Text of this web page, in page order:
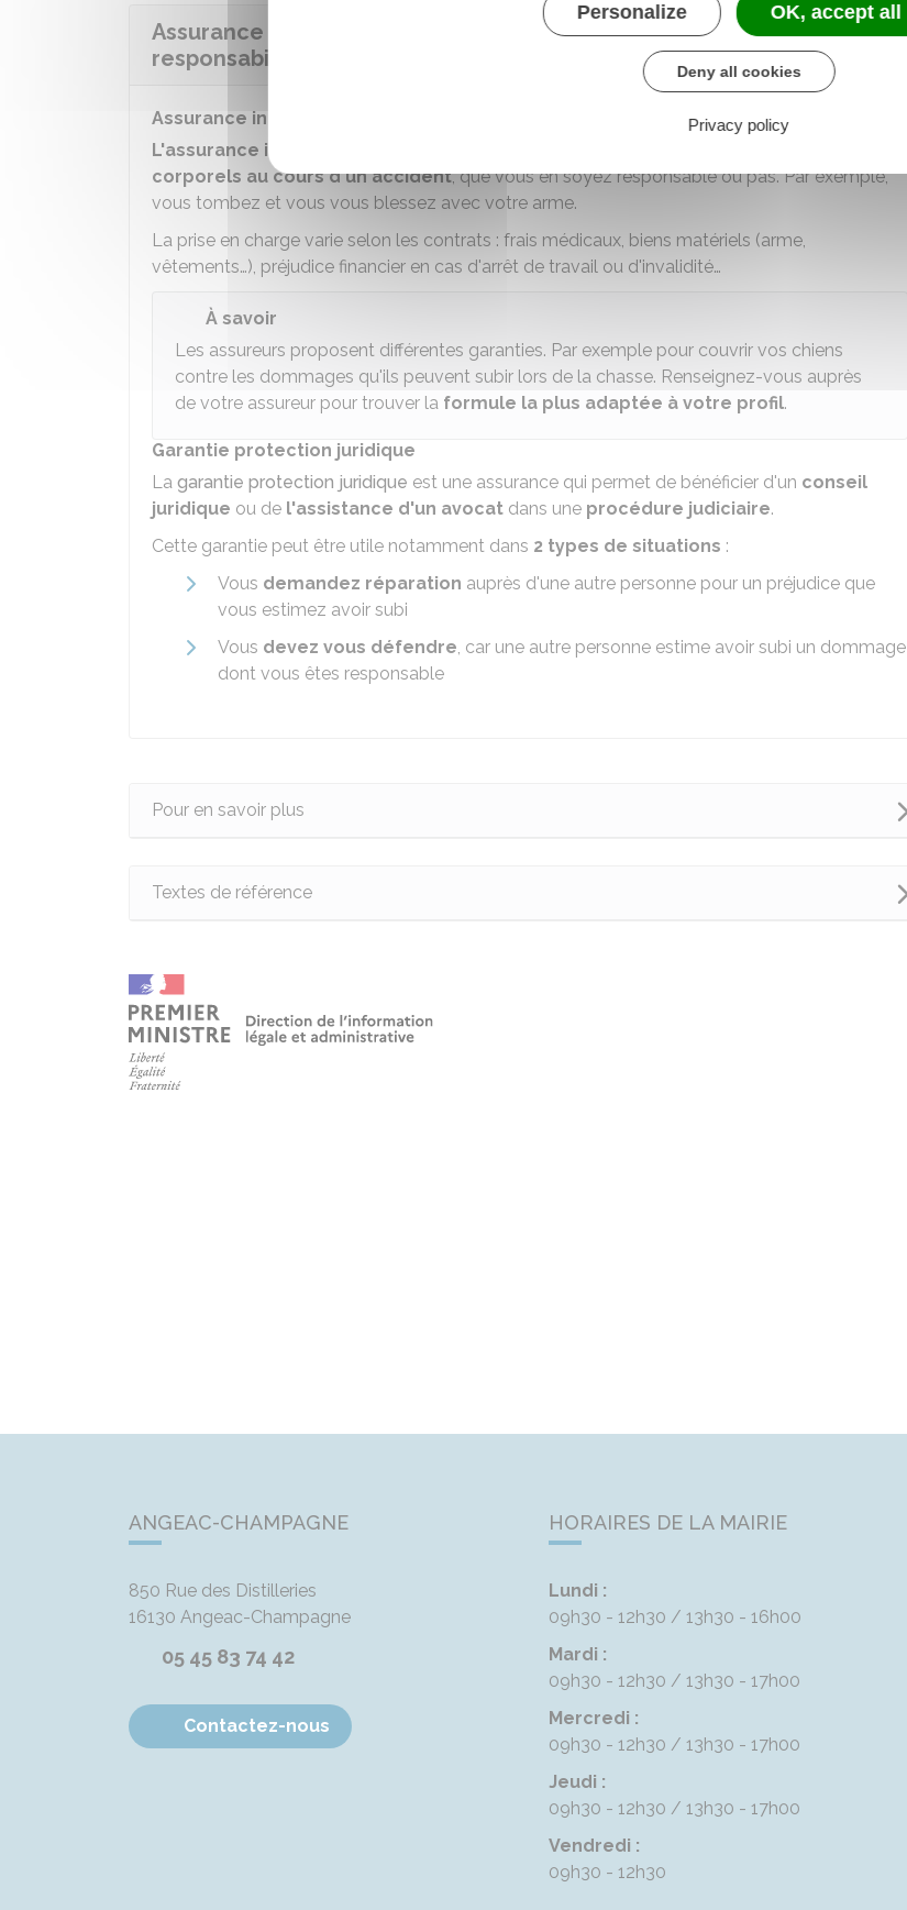
Assurance chasse : quelles garanties avoir en plus de la
responsabilité civile ?
Assurance individuelle accident
L'assurance individuelle accident
corporels au cours d'un accident, que vous en soyez responsable ou pas. Par exemple,
vous tombez et vous vous blessez avec votre arme.
La prise en charge varie selon les contrats : frais médicaux, biens matériels (arme,
vêtements…), préjudice financier en cas d'arrêt de travail ou d'invalidité…
À savoir
Les assureurs proposent différentes garanties. Par exemple pour couvrir vos chiens
contre les dommages qu'ils peuvent subir lors de la chasse. Renseignez-vous auprès
de votre assureur pour trouver la formule la plus adaptée à votre profil.
Garantie protection juridique
La garantie protection juridique est une assurance qui permet de bénéficier d'un conseil
juridique ou de l'assistance d'un avocat dans une procédure judiciaire.
Cette garantie peut être utile notamment dans 2 types de situations :
Vous demandez réparation auprès d'une autre personne pour un préjudice que
vous estimez avoir subi
Vous devez vous défendre, car une autre personne estime avoir subi un dommage
dont vous êtes responsable
Pour en savoir plus
Textes de référence
ANGEAC-CHAMPAGNE
850 Rue des Distilleries
16130 Angeac-Champagne
05 45 83 74 42
Contactez-nous
HORAIRES DE LA MAIRIE
Lundi :
09h30 - 12h30
13h30 - 16h00
Mardi :
09h30 - 12h30
13h30 - 17h00
Mercredi :
09h30 - 12h30
13h30 - 17h00
Jeudi :
09h30 - 12h30
13h30 - 17h00
Vendredi :
09h30 - 12h30
Personalize OK, accept all
Deny all cookies
Privacy policy